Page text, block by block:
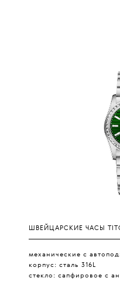
ШВЕЙЦАРСКИЕ ЧАСЫ
механические с
корпус: сталь 316L
стекло: сапфировое с